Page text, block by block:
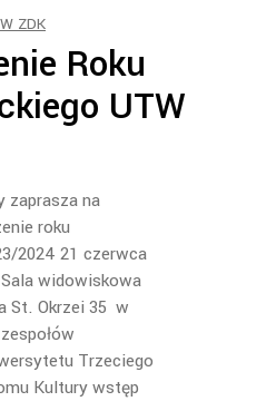
ZDK
Roku
UTW
zaprasza na
roku
2024 21 czerwca
widowiskowa
St. Okrzei 35 w
Trzeciego
Kultury wstęp